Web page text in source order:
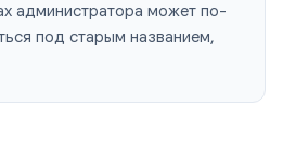
администратора может по-
под старым названием,